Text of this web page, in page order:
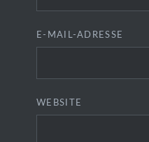
E-MAIL-ADRESSE
WEBSITE